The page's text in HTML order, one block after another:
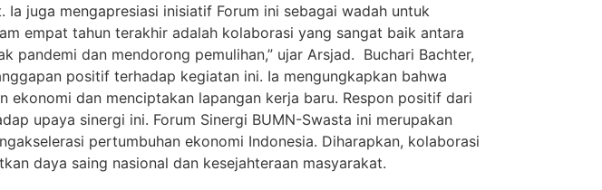
juga mengapresiasi inisiatif Forum ini sebagai wadah untuk
empat tahun terakhir adalah kolaborasi yang sangat baik antara
pandemi dan mendorong pemulihan,” ujar Arsjad. Buchari Bachter,
positif terhadap kegiatan ini. Ia mengungkapkan bahwa
ekonomi dan menciptakan lapangan kerja baru. Respon positif dari
upaya sinergi ini. Forum Sinergi BUMN-Swasta ini merupakan
pertumbuhan ekonomi Indonesia. Diharapkan, kolaborasi
daya saing nasional dan kesejahteraan masyarakat.